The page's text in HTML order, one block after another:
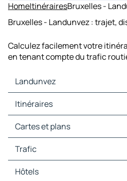
HomeItinérairesBruxelles -
Bruxelles - Landunvez : trajet,
Calculez facilement votre
en tenant compte du trafic
Landunvez
Landunvez Cartes et plans
Landunvez Trafic
Landunvez Hôtels
Landunvez Restaurants
Landunvez Stations-service
Itinéraires
Itinéraires Landunvez - Plouzané
Itinéraires Landunvez -
Itinéraires Landunvez - Plouarzel
Itinéraires Landunvez -
Itinéraires Landunvez - Landéda
Itinéraires Landunvez - Milizac
Cartes et plans
Cartes et plans Plouzané
Cartes et plans Ploudalmézeau
Cartes et plans Plouarzel
Cartes et plans Guipronvel
Trafic
Trafic Plouzané
Trafic Ploudalmézeau
Hôtels